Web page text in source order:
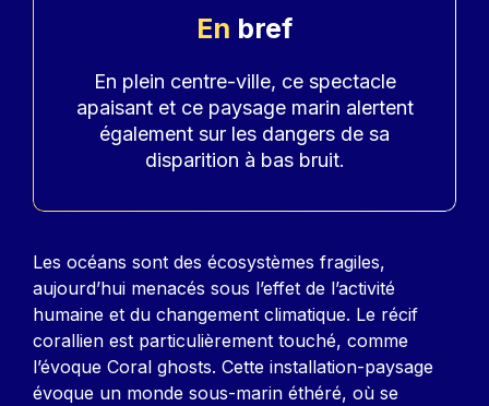
En bref
Accroche
En plein centre-ville, ce spectacle
apaisant et ce paysage marin alertent
également sur les dangers de sa
disparition à bas bruit.
Contenu
Les océans sont des écosystèmes fragiles,
aujourd’hui menacés sous l’effet de l’activité
humaine et du changement climatique. Le récif
corallien est particulièrement touché, comme
l’évoque Coral ghosts. Cette installation-paysage
évoque un monde sous-marin éthéré, où se